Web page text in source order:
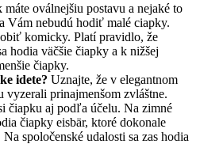
máte oválnejšiu postavu a nejaké to
Vám nebudú hodiť malé ciapky.
komicky. Platí pravidlo, že
hodia väčšie čiapky a k nižšej
čiapky.
idete? Uznajte, že v elegantnom
vyzerali prinajmenšom zvláštne.
čiapku aj podľa účelu. Na zimné
čiapky eisbär, ktoré dokonale
spoločenské udalosti sa zas hodia